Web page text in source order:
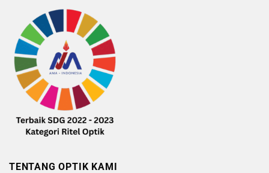
TENTANG OPTIK KAMI